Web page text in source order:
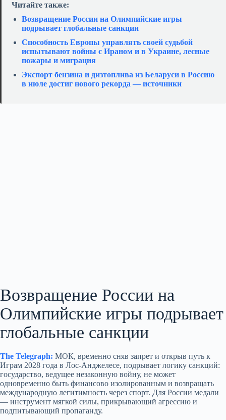
Читайте также:
Возвращение России на Олимпийские игры
подрывает глобальные санкции
Способность Европы управлять своей судьбой
испытывают войны с Ираном и в Украине, лесные
пожары и миграция
Экспорт бензина и дизтоплива из Беларуси в Россию
в июле достиг нового рекорда — источники
Возвращение России на
Олимпийские игры подрывает
глобальные санкции
The Telegraph: МОК, временно сняв запрет и открыв путь к
Играм 2028 года в Лос‑Анджелесе, подрывает логику санкций:
государство, ведущее незаконную войну, не может
одновременно быть финансово изолированным и возвращать
международную легитимность через спорт. Для России медали
— инструмент мягкой силы, прикрывающий агрессию и
подпитывающий пропаганду.